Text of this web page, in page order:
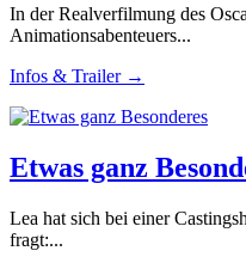
In der Realverfilmung des
Animationsabenteuers...
Infos & Trailer →
Etwas ganz
Lea hat sich bei einer
fragt:...